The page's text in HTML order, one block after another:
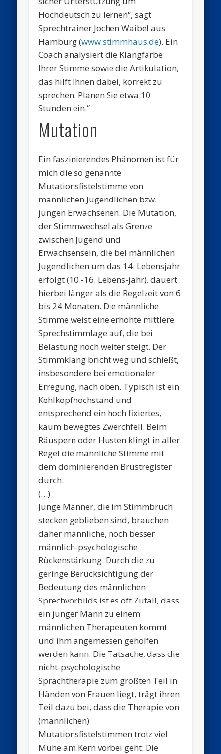
Hochdeutsch zu lernen“, sagt
Sprechtrainer Jochen Waibel aus
Hamburg (www.stimmhaus.de). Ein
Coach analysiert die Klangfarbe
Ihrer Stimme sowie die Artikulation,
das hilft Ihnen dabei, korrekt zu
sprechen. Planen Sie etwa 10
Stunden ein.“
Mutation
Ein faszinierendes Phänomen ist für
mich die so genannte
Mutationsfistelstimme von
männlichen Jugendlichen bzw.
jungen Erwachsenen. Die Mutation,
der Stimmwechsel als Grenze
zwischen Jugend und
Erwachsensein, die bei männlichen
Jugendlichen um das 14. Lebensjahr
erfolgt (10.-16. Lebens-jahr), dauert
hierbei länger als die Regelzeit von 6
bis 24 Monaten. Die männliche
Stimme weist eine erhöhte mittlere
Sprechstimmlage auf, die bei
Belastung noch weiter steigt. Der
Stimmklang bricht weg und schießt,
insbesondere bei emotionaler
Erregung, nach oben. Typisch ist ein
Kehlkopfhochstand und
entsprechend ein hoch fixiertes,
kaum bewegtes Zwerchfell. Beim
Räuspern oder Husten klingt in aller
Regel die männliche Stimme mit
dem dominierenden Brustregister
durch.
(…)
Junge Männer, die im Stimmbruch
stecken geblieben sind, brauchen
daher männliche, noch besser
männlich-psychologische
Rückenstärkung. Durch die zu
geringe Berücksichtigung der
Bedeutung des männlichen
Sprechvorbilds ist es oft Zufall, dass
ein junger Mann zu einem
männlichen Therapeuten kommt
und ihm angemessen geholfen
werden kann. Die Tatsache, dass die
nicht-psychologische
Sprachtherapie zum größten Teil in
Händen von Frauen liegt, trägt ihren
Teil dazu bei, dass die Therapie von
(männlichen)
Mutationsfistelstimmen trotz viel
Mühe am Kern vorbei geht: Die